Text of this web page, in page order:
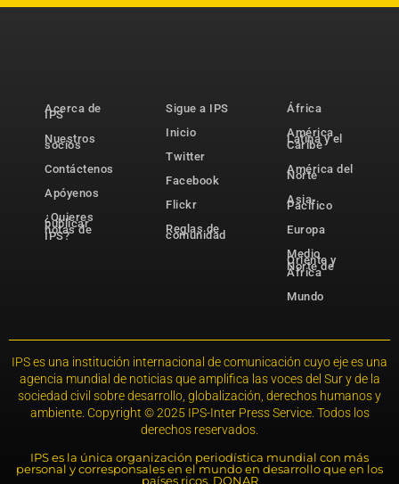
Acerca de
IPS
Nuestros
socios
Contáctenos
Apóyenos
¿Quieres
publicar
notas de
IPS?
Sigue a IPS
Inicio
Twitter
Facebook
Flickr
Reglas de
comunidad
África
América
Latina y el
Caribe
América del
Norte
Asia-
Pacífico
Europa
Medio
Oriente y
Norte de
África
Mundo
IPS es una institución internacional de comunicación cuyo eje es una
agencia mundial de noticias que amplifica las voces del Sur y de la
sociedad civil sobre desarrollo, globalización, derechos humanos y
ambiente. Copyright © 2025 IPS-Inter Press Service. Todos los
derechos reservados.
IPS es la única organización periodística mundial con más
personal y corresponsales en el mundo en desarrollo que en los
países ricos. DONAR